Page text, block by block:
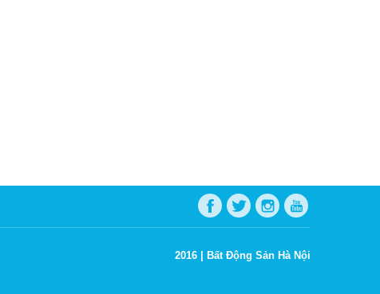
2016 | Bất Động Sản Hà Nội